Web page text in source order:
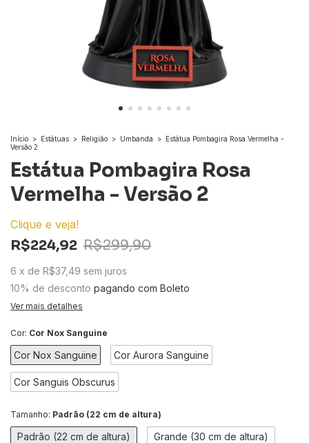
Início > Estátuas > Religião > Umbanda > Estátua Pombagira Rosa Vermelha -
Versão 2
Estátua Pombagira Rosa
Vermelha - Versão 2
Clique e veja!
R$224,92 R$299,90
6 x de R$37,49 sem juros
10% de desconto pagando com Boleto
Ver mais detalhes
Cor: Cor Nox Sanguine
Cor Nox Sanguine Cor Aurora Sanguine
Cor Sanguis Obscurus
Tamanho: Padrão (22 cm de altura)
Padrão (22 cm de altura) Grande (30 cm de altura)